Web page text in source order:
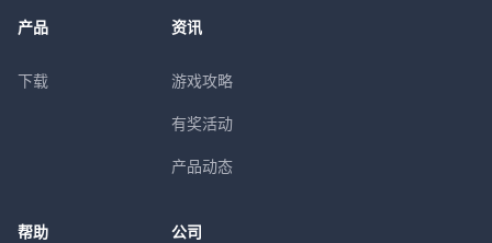
产品
下载
资讯
游戏攻略
有奖活动
产品动态
帮助 公司